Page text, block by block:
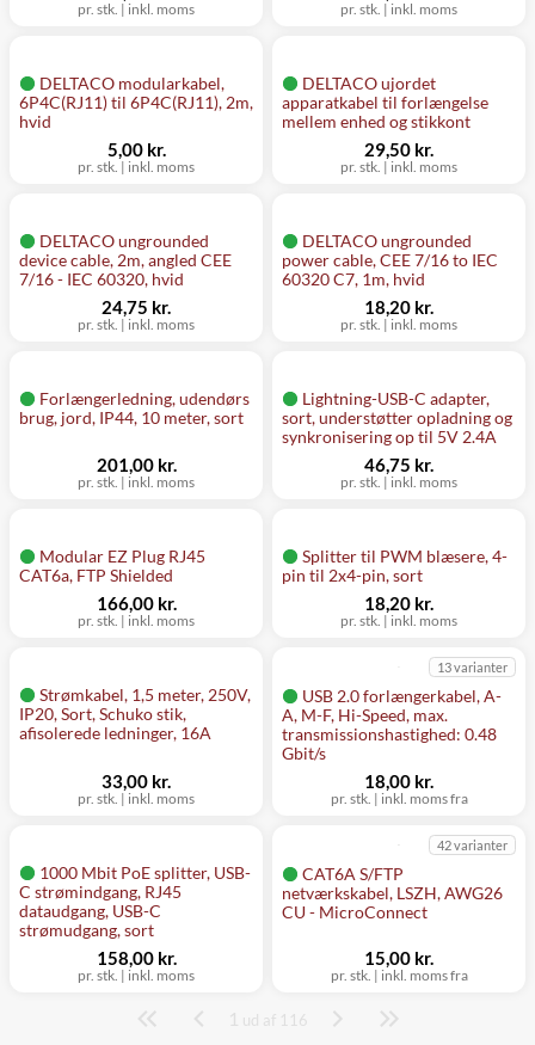
pr. stk. | inkl. moms pr. stk. | inkl. moms
DELTACO modularkabel,
6P4C(RJ11) til 6P4C(RJ11), 2m,
hvid
pr. stk. | inkl. moms
5,00 kr.
DELTACO ujordet
apparatkabel til forlængelse
mellem enhed og stikkont
pr. stk. | inkl. moms
29,50 kr.
DELTACO ungrounded
device cable, 2m, angled CEE
7/16 - IEC 60320, hvid
pr. stk. | inkl. moms
24,75 kr.
DELTACO ungrounded
power cable, CEE 7/16 to IEC
60320 C7, 1m, hvid
pr. stk. | inkl. moms
18,20 kr.
Forlængerledning, udendørs
brug, jord, IP44, 10 meter, sort
pr. stk. | inkl. moms
201,00 kr.
Lightning-USB-C adapter,
sort, understøtter opladning og
synkronisering op til 5V 2.4A
pr. stk. | inkl. moms
46,75 kr.
Modular EZ Plug RJ45
CAT6a, FTP Shielded
pr. stk. | inkl. moms
166,00 kr.
Splitter til PWM blæsere, 4-
pin til 2x4-pin, sort
pr. stk. | inkl. moms
18,20 kr.
Strømkabel, 1,5 meter, 250V,
IP20, Sort, Schuko stik,
afisolerede ledninger, 16A
pr. stk. | inkl. moms
33,00 kr.
USB 2.0 forlængerkabel, A-
A, M-F, Hi-Speed, max.
transmissionshastighed: 0.48
Gbit/s
13 varianter
pr. stk. | inkl. moms fra
18,00 kr.
1000 Mbit PoE splitter, USB-
C strømindgang, RJ45
dataudgang, USB-C
strømudgang, sort
pr. stk. | inkl. moms
158,00 kr.
CAT6A S/FTP
netværkskabel, LSZH, AWG26
CU - MicroConnect
42 varianter
pr. stk. | inkl. moms fra
15,00 kr.
Side
1 ud af 116